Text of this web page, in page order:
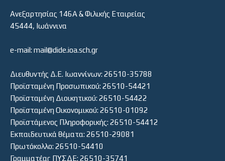
Ανεξαρτησίας 146Α & Φιλικής Εταιρείας
45444, Ιωάννινα
e-mail: mail@dide.ioa.sch.gr
Διευθυντής Δ.Ε. Ιωαννίνων: 26510-35788
Προϊσταμένη Προσωπικού: 26510-54421
Προϊσταμένη Διοικητικού: 26510-54422
Προϊσταμένη Οικονομικού: 26510-01092
Προϊστάμενος Πληροφορικής: 26510-54412
Εκπαιδευτικά θέματα: 26510-29081
Πρωτόκολλο: 26510-54410
Γραμματέας ΠΥΣΔΕ: 26510-35741